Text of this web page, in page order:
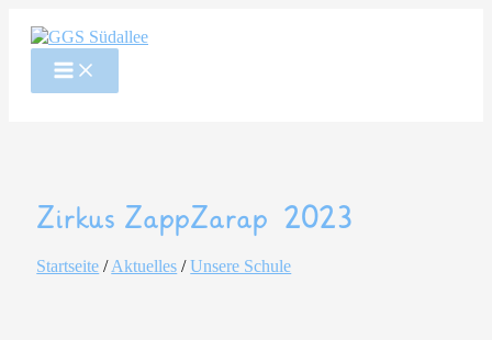
Inhalt
springen
Zirkus ZappZarap 2023
Startseite /Aktuelles /Unsere Schule